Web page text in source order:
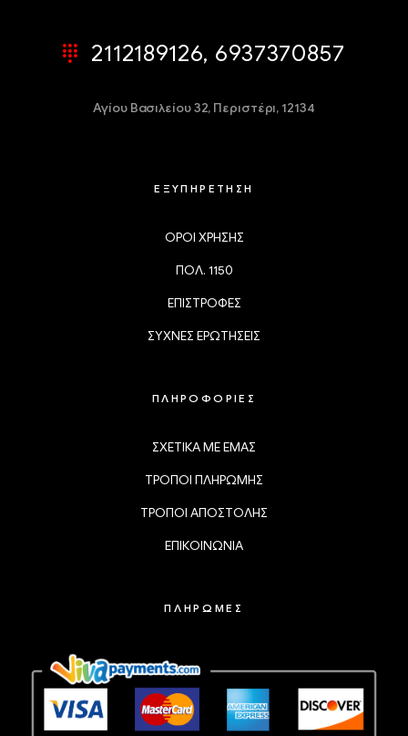
2112189126, 6937370857
Αγίου Βασιλείου 32, Περιστέρι, 12134
ΕΞΥΠΗΡΕΤΗΣΗ
ΟΡΟΙ ΧΡΗΣΗΣ
ΠΟΛ. 1150
ΕΠΙΣΤΡΟΦΕΣ
ΣΥΧΝΕΣ ΕΡΩΤΗΣΕΙΣ
ΠΛΗΡΟΦΟΡΙΕΣ
ΣΧΕΤΙΚΑ ΜΕ ΕΜΑΣ
ΤΡΟΠΟΙ ΠΛΗΡΩΜΗΣ
ΤΡΟΠΟΙ ΑΠΟΣΤΟΛΗΣ
ΕΠΙΚΟΙΝΩΝΙΑ
ΠΛΗΡΩΜΕΣ